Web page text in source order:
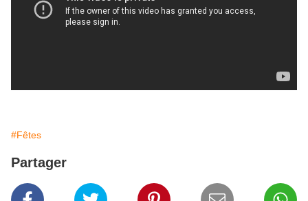
#Fêtes
Partager